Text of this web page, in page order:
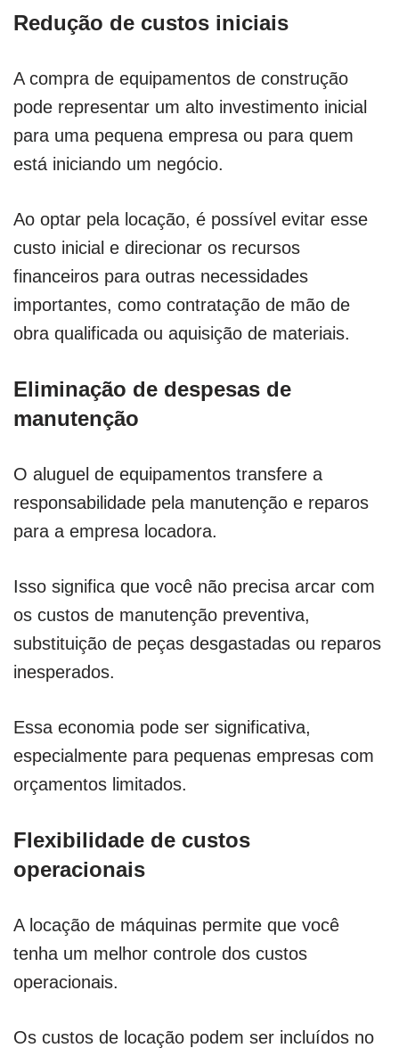
Redução de custos iniciais
A compra de equipamentos de construção
pode representar um alto investimento inicial
para uma pequena empresa ou para quem
está iniciando um negócio.
Ao optar pela locação, é possível evitar esse
custo inicial e direcionar os recursos
financeiros para outras necessidades
importantes, como contratação de mão de
obra qualificada ou aquisição de materiais.
Eliminação de despesas de
manutenção
O aluguel de equipamentos transfere a
responsabilidade pela manutenção e reparos
para a empresa locadora.
Isso significa que você não precisa arcar com
os custos de manutenção preventiva,
substituição de peças desgastadas ou reparos
inesperados.
Essa economia pode ser significativa,
especialmente para pequenas empresas com
orçamentos limitados.
Flexibilidade de custos
operacionais
A locação de máquinas permite que você
tenha um melhor controle dos custos
operacionais.
Os custos de locação podem ser incluídos no